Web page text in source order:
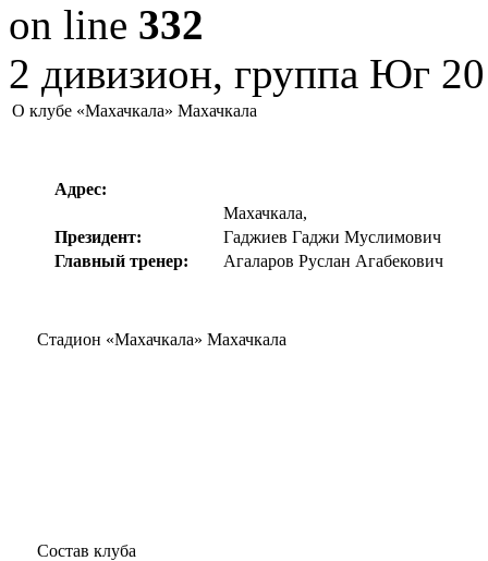
on line 332
2 дивизион, группа Юг
О клубе «Махачкала» Махачкала
Адрес:
Махачкала,
Президент:
Гаджиев Гаджи Муслимович
Главный тренер:
Агаларов Руслан Агабекович
Стадион «Махачкала» Махачкала
Состав клуба